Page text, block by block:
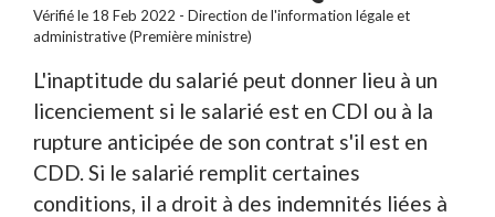
Vérifié le 18 Feb 2022 - Direction de l'information légale et
administrative (Première ministre)
L'inaptitude du salarié peut donner lieu à un
licenciement si le salarié est en CDI ou à la
rupture anticipée de son contrat s'il est en
CDD. Si le salarié remplit certaines
conditions, il a droit à des indemnités liées à